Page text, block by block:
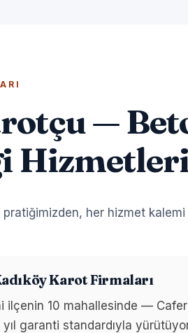
—
her hizmet
Karot Firmaları
ilçenin 10 mahallesinde —
garanti standardıyla